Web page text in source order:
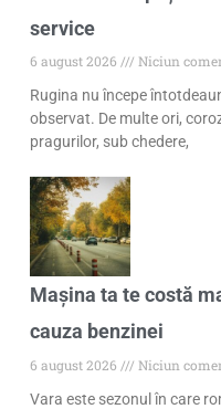
service
6 august 2026
Niciun
Rugina nu începe
observat. De multe ori,
pragurilor, sub chedere,
Mașina ta te costă
cauza benzinei
6 august 2026
Niciun
Vara este sezonul în care